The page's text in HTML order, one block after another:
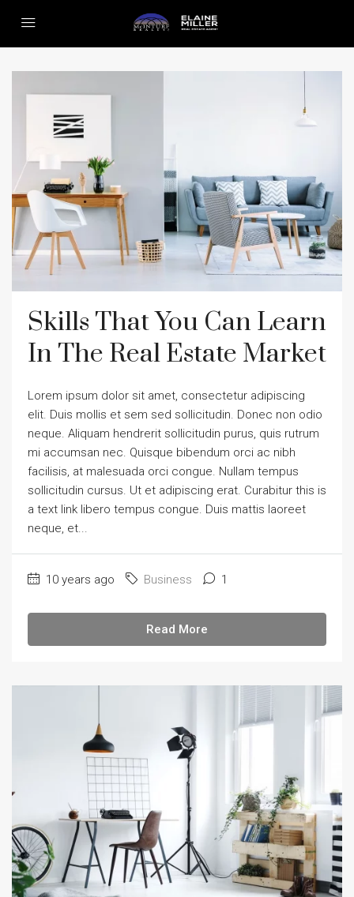
Skills That You Can Learn
In The Real Estate Market
Lorem ipsum dolor sit amet, consectetur adipiscing
elit. Duis mollis et sem sed sollicitudin. Donec non odio
neque. Aliquam hendrerit sollicitudin purus, quis rutrum
mi accumsan nec. Quisque bibendum orci ac nibh
facilisis, at malesuada orci congue. Nullam tempus
sollicitudin cursus. Ut et adipiscing erat. Curabitur this is
a text link libero tempus congue. Duis mattis laoreet
neque, et...
10 years ago Business 1
Read More